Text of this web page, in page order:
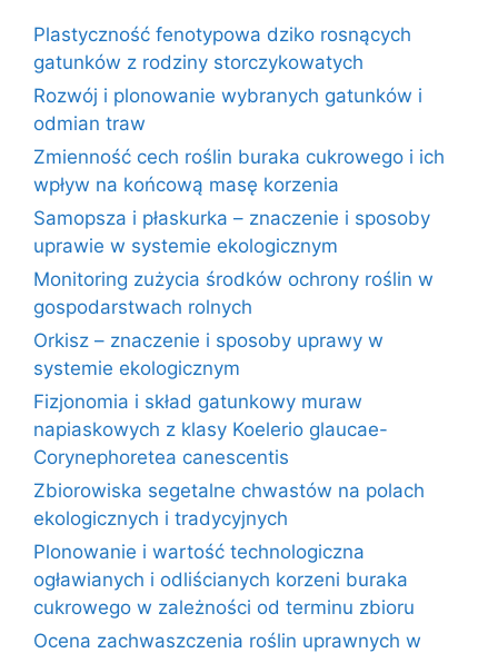
Plastyczność fenotypowa dziko rosnących
gatunków z rodziny storczykowatych
Rozwój i plonowanie wybranych gatunków i
odmian traw
Zmienność cech roślin buraka cukrowego i ich
wpływ na końcową masę korzenia
Samopsza i płaskurka – znaczenie i sposoby
uprawie w systemie ekologicznym
Monitoring zużycia środków ochrony roślin w
gospodarstwach rolnych
Orkisz – znaczenie i sposoby uprawy w
systemie ekologicznym
Fizjonomia i skład gatunkowy muraw
napiaskowych z klasy Koelerio glaucae-
Corynephoretea canescentis
Zbiorowiska segetalne chwastów na polach
ekologicznych i tradycyjnych
Plonowanie i wartość technologiczna
ogławianych i odliścianych korzeni buraka
cukrowego w zależności od terminu zbioru
Ocena zachwaszczenia roślin uprawnych w